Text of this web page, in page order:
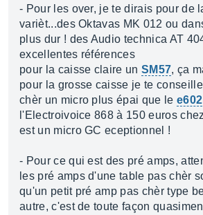
- Pour les over, je te dirais pour de
varièt...des Oktavas MK 012 ou
plus dur ! des Audio technica AT
excellentes références
pour la caisse claire un SM57, ça
pour la grosse caisse je te
chèr un micro plus épai que le e602
l'Electroivoice 868 à 150 euros
est un micro GC eceptionnel !
- Pour ce qui est des pré amps,
les pré amps d'une table pas chèr
qu'un petit pré amp pas chèr type
autre, c'est de toute façon